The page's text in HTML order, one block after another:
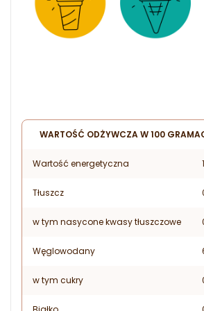
WARTOŚĆ ODŻYWCZA W 100
Wartość energetyczna
Tłuszcz
w tym nasycone kwasy tłuszczowe
Węglowodany
w tym cukry